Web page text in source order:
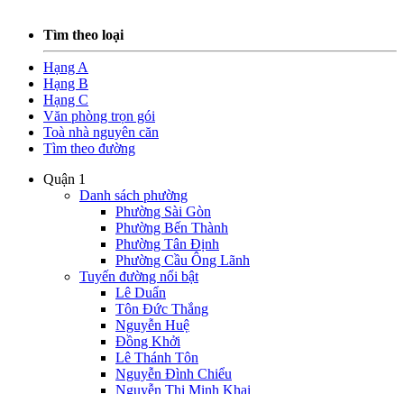
Tìm theo loại
Hạng A
Hạng B
Hạng C
Văn phòng trọn gói
Toà nhà nguyên căn
Tìm theo đường
Quận 1
Danh sách phường
Phường Sài Gòn
Phường Bến Thành
Phường Tân Định
Phường Cầu Ông Lãnh
Tuyến đường nổi bật
Lê Duẩn
Tôn Đức Thắng
Nguyễn Huệ
Đồng Khởi
Lê Thánh Tôn
Nguyễn Đình Chiểu
Nguyễn Thị Minh Khai